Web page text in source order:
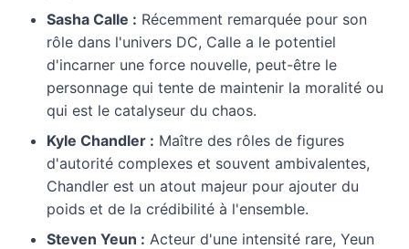
Sasha Calle : Récemment remarquée pour son
rôle dans l'univers DC, Calle a le potentiel
d'incarner une force nouvelle, peut-être le
personnage qui tente de maintenir la moralité ou
qui est le catalyseur du chaos.
Kyle Chandler : Maître des rôles de figures
d'autorité complexes et souvent ambivalentes,
Chandler est un atout majeur pour ajouter du
poids et de la crédibilité à l'ensemble.
Steven Yeun : Acteur d'une intensité rare, Yeun